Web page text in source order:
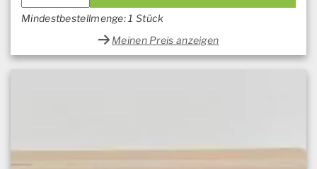
Mindestbestellmenge: 1 Stück
Meinen Preis anzeigen